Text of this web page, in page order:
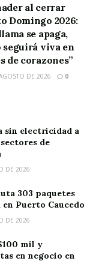
al cerrar
Domingo 2026:
se apaga,
seguirá viva en
de corazones”
DE 2026 0
sin electricidad a
de
DE 2026
303 paquetes
en Puerto Caucedo
DE 2026
mil y
en negocio en